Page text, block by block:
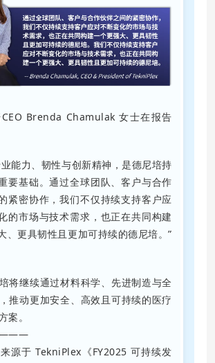
Brenda Chamulak 女士在报告
能力、韧性与创新精神，是德尼培持
要基础。通过全球团队、客户与合作
紧密协作，我们不仅持续支持客户应
的市场与技术需求，也正在共同构建
、更具韧性且更加可持续的德尼培。”
将继续通过材料科学、先进制造与全
推动更加安全、高效且可持续的医疗
案。
源于 TekniPlex《FY2025 可持续发